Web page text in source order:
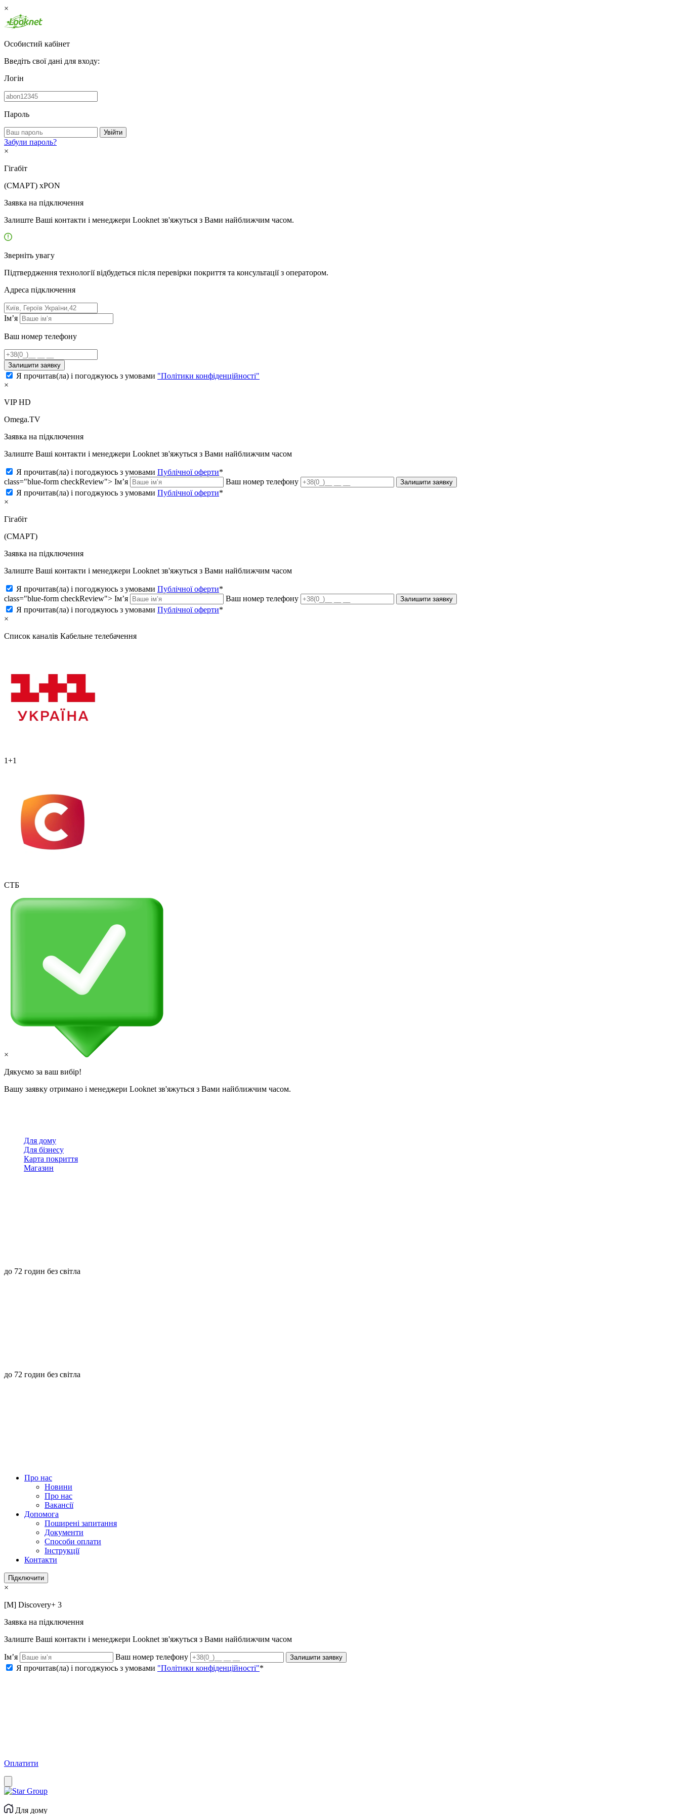
×
Особистий кабінет
Введіть свої дані для входу:
Логін
Пароль
Увійти
Забули пароль?
×
Гігабіт
(СМАРТ) xPON
Заявка на підключення
Залиште Ваші контакти і менеджери Looknet зв'яжуться з Вами найближчим часом.
Зверніть увагу
Підтвердження технології відбудеться після перевірки покриття та консультації з оператором.
Адресa підключення
Ім’я
Ваш номер телефону
Залишити заявку
Я прочитав(ла) і погоджуюсь з умовами "Політики конфіденційності"
×
VIP HD
Omega.TV
Заявка на підключення
Залиште Ваші контакти і менеджери Looknet зв'яжуться з Вами найближчим часом
Я прочитав(ла) і погоджуюсь з умовами Публічної оферти*
class="blue-form checkReview"> Ім’я Ваш номер телефону Залишити заявку
Я прочитав(ла) і погоджуюсь з умовами Публічної оферти*
×
Гігабіт
(СМАРТ)
Заявка на підключення
Залиште Ваші контакти і менеджери Looknet зв'яжуться з Вами найближчим часом
Я прочитав(ла) і погоджуюсь з умовами Публічної оферти*
class="blue-form checkReview"> Ім’я Ваш номер телефону Залишити заявку
Я прочитав(ла) і погоджуюсь з умовами Публічної оферти*
×
Список каналів Кабельне телебачення
1+1
СТБ
×
Дякуємо за ваш вибір!
Вашу заявку отримано і менеджери Looknet зв'яжуться з Вами найближчим часом.
Для дому
Для бізнесу
Карта покриття
Магазин
до 72 годин без світла
до 72 годин без світла
Про нас
Новини
Про нас
Вакансії
Допомога
Поширені запитання
Документи
Способи оплати
Інструкції
Контакти
Підключити
×
[M] Discovery+ 3
Заявка на підключення
Залиште Ваші контакти і менеджери Looknet зв'яжуться з Вами найближчим часом
Ім’я Ваш номер телефону Залишити заявку
Я прочитав(ла) і погоджуюсь з умовами "Політики конфіденційності"*
Оплатити
Для дому